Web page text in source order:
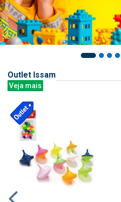
Outlet Issam
Veja mais